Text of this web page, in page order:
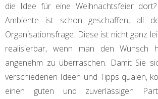
die Idee für eine Weihnachtsfeier
Ambiente ist schon geschaffen, all
Organisationsfrage. Diese ist nicht ganz
realisierbar, wenn man den Wunsch
angenehm zu überraschen. Damit Sie
verschiedenen Ideen und Tipps quälen,
einen guten und zuverlässigen